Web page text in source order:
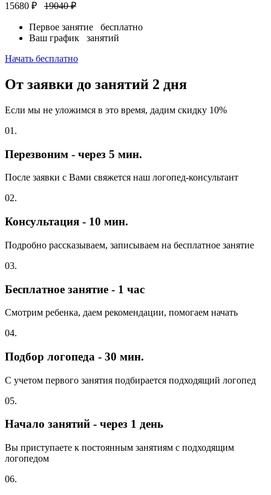
15680 ₽
19040 ₽
Первое занятие бесплатно
Ваш график занятий
Начать бесплатно
От заявки до занятий 2 дня
Если мы не уложимся в это время, дадим скидку 10%
01.
Перезвоним - через 5 мин.
После заявки с Вами свяжется наш логопед-консультант
02.
Консультация - 10 мин.
Подробно рассказываем, записываем на бесплатное занятие
03.
Бесплатное занятие - 1 час
Смотрим ребенка, даем рекомендации, помогаем начать
04.
Подбор логопеда - 30 мин.
С учетом первого занятия подбирается подходящий логопед
05.
Начало занятий - через 1 день
Вы приступаете к постоянным занятиям с подходящим
логопедом
06.